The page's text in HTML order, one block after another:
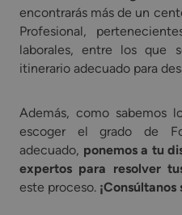
encontrarás más de un
Profesional,
laborales, entre los que
itinerario adecuado para
Además, como sabemos
escoger el grado de
adecuado, ponemos a tu
expertos para resolver
este proceso.